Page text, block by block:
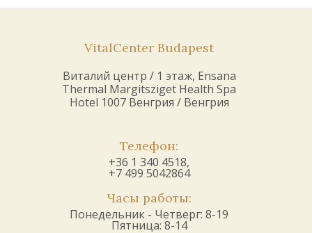
VitalCenter Budapest
Виталий центр / 1 этаж, Ensana
Thermal Margitsziget Health Spa
Hotel 1007 Венгрия / Венгрия
Телефон:
+36 1 340 4518,
+7 499 5042864
Часы работы:
Понедельник - Четверг: 8-19
Пятница: 8-14